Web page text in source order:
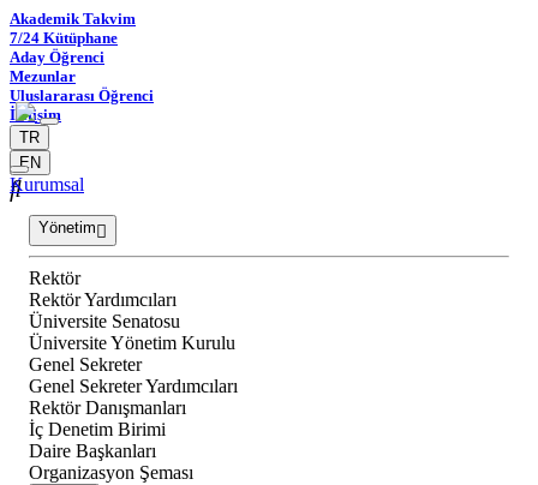
Akademik Takvim
7/24 Kütüphane
Aday Öğrenci
Mezunlar
Uluslararası Öğrenci
İletişim
TR
EN
Kurumsal
Yönetim
Rektör
Rektör Yardımcıları
Üniversite Senatosu
Üniversite Yönetim Kurulu
Genel Sekreter
Genel Sekreter Yardımcıları
Rektör Danışmanları
İç Denetim Birimi
Daire Başkanları
Organizasyon Şeması